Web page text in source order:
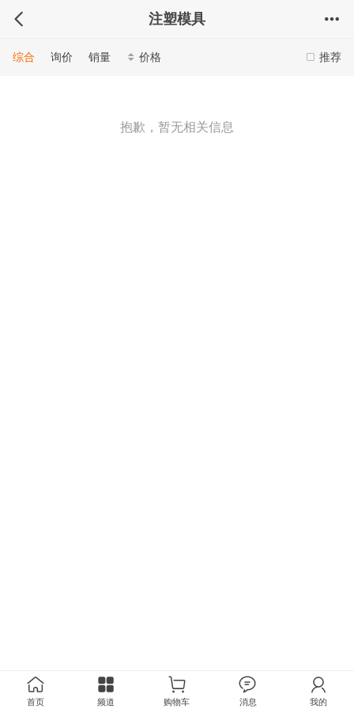
注塑模具
推荐
综合 询价 销量 价格
抱歉，暂无相关信息
首页 频道 购物车 消息 我的